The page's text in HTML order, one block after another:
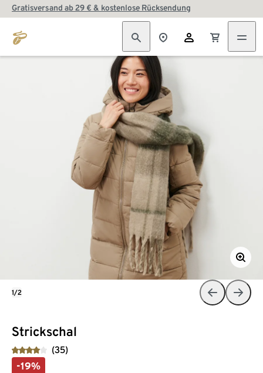
Gratisversand ab 29 € & kostenlose Rücksendung
Strickschal
(35)
-19%
1/2